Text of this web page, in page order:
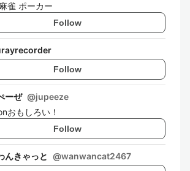
雀 ポーカー
Follow
Follow
ーぜ @jupeeze
おもしろい！
Follow
んきゃっと @wanwancat2467